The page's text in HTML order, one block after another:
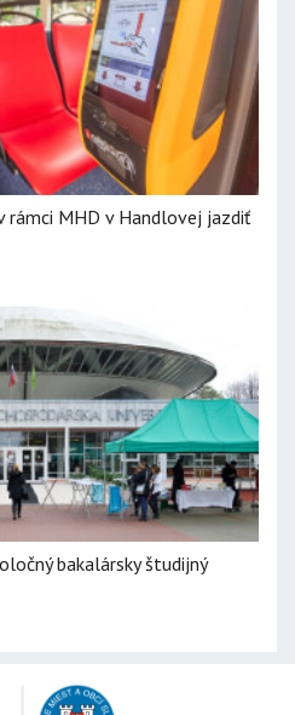
rámci MHD v Handlovej jazdiť
bakalársky študijný